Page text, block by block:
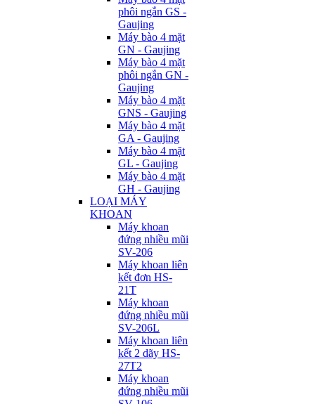
phôi ngắn GS -
Gaujing
Máy bào 4 mặt
GN - Gaujing
Máy bào 4 mặt
phôi ngắn GN -
Gaujing
Máy bào 4 mặt
GNS - Gaujing
Máy bào 4 mặt
GA - Gaujing
Máy bào 4 mặt
GL - Gaujing
Máy bào 4 mặt
GH - Gaujing
LOẠI MÁY
KHOAN
Máy khoan
đứng nhiều mũi
SV-206
Máy khoan liên
kết đơn HS-
21T
Máy khoan
đứng nhiều mũi
SV-206L
Máy khoan liên
kết 2 dãy HS-
27T2
Máy khoan
đứng nhiều mũi